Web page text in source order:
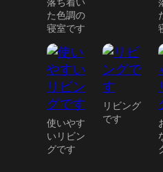
た色調の
寝室です
使いやす
いリビン
グです
リビング
です